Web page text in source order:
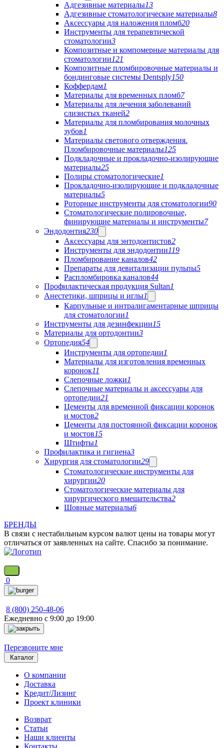
Адгезивные материалы13
Адгезивные стоматологические материалы8
Аксессуары для наложения пломб20
Инструменты для терапевтической
стоматологии3
Композитные и компомерные материалы для
стоматологии121
Композитные пломбировочные материалы и
бондинговые системы Dentsply150
Коффердам1
Материалы для временных пломб7
Материалы для лечения заболеваний
слизистых тканей2
Материалы для пломбирования молочных
зубов1
Материалы светового отверждения.
Пломбировочные материалы125
Подкладочные и прокладочно-изолирующие
материалы25
Полиры стоматологические1
Прокладочно-изолирующие и подкладочные
материалы5
Роторные инструменты для стоматологии90
Стоматологические полировочные,
финирующие материалы и инструменты7
Эндодонтия230
Аксессуары для энтодонтистов2
Инструменты для эндодонтии119
Пломбирование каналов42
Препараты для девитализации пульпы5
Распломбировка каналов44
Профилактическая продукция Sultan1
Анестетики, шприцы и иглы1
Карпульные и интралигаментарные шприцы
для стоматологии1
Инструменты для дезинфекции15
Материалы для ортодонтии3
Ортопедия54
Инструменты для ортопедии1
Материалы для изготовления временных
коронок11
Слепочные ложки1
Слепочные материалы и аксессуары для
ортопедии21
Цементы для временной фиксации коронок
и мостов2
Цементы для постоянной фиксации коронок
и мостов15
Штифты1
Профилактика и гигиена3
Хирургия для стоматологии29
Стоматологические инструменты для
хирургии20
Стоматологические материалы для
хирургического вмешательства2
Шовные материалы6
БРЕНДЫ
В связи с нестабильным курсом валют цены на товары могут
отличаться от заявленных на сайте. Спасибо за понимание.
0
8 (800) 250-48-06
Ежедневно с 9:00 до 19:00
Перезвоните мне
Каталог
О компании
Доставка
Кредит/Лизинг
Проект клиники
Возврат
Статьи
Наши клиенты
Контакты